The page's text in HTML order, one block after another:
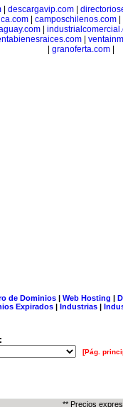
descargavip.com
camposchilenos.com
|
|
granoferta.com
de Dominios| Web Hosting |
Expirados | Industrias |
[Pág.
** Precios